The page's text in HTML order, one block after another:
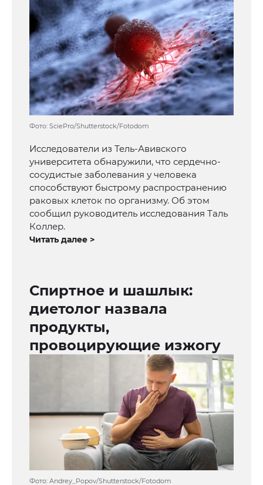
Фото: SciePro/Shutterstock/Fotodom
Исследователи из Тель-Авивского
университета обнаружили, что сердечно-
сосудистые заболевания у человека
способствуют быстрому распространению
раковых клеток по организму. Об этом
сообщил руководитель исследования Таль
Коллер.
Читать далее >
Спиртное и шашлык:
диетолог назвала
продукты,
провоцирующие изжогу
Фото: Andrey_Popov/Shutterstock/Fotodom